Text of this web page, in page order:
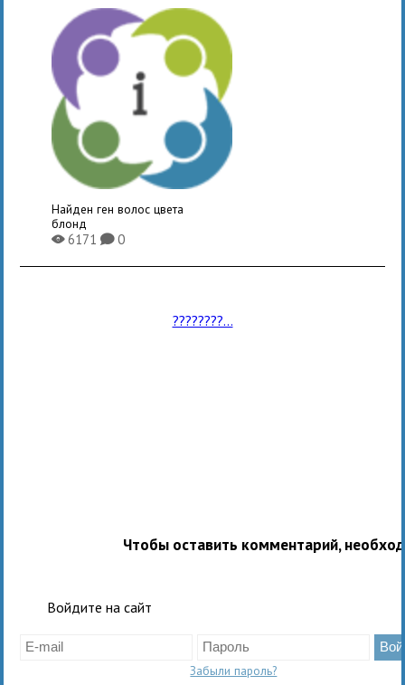
Найден ген волос цвета
блонд
X6171K0
????????...
Чтобы оставить комментарий,
Войдите на сайт
Забыли пароль?